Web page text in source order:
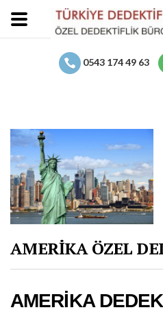
0543 174 49 63
AMERİKA ÖZEL
AMERİKA